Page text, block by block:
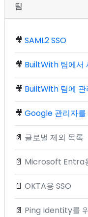
팀
🎥 SAML2 SSO
🎥 BuiltWith 팀에서
🎥 BuiltWith 팀에 관
🎥 Google 관리자를
📄 글로벌 제외 목록
📄 Microsoft Entra
📄 OKTA용 SSO
📄 Ping Identity를